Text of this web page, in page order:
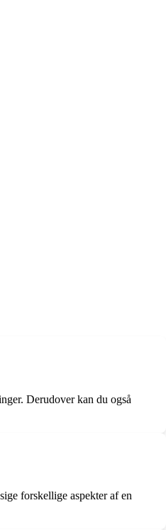
Derudover kan du også
forskellige aspekter af en